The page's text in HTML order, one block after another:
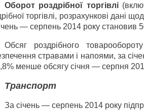
Оборот роздрібної торгівлі
торгівлі, розрахункові дані
— серпень 2014 року становив
Обсяг роздрібного
стравами і напоями, за
менше обсягу січня — серпня
Транспорт
За січень — серпень 2014 року